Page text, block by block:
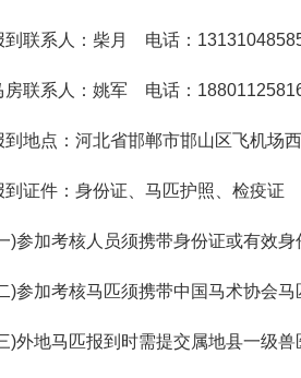
到联系人：柴月 电话：
房联系人：姚军 电话：
到地点：河北省邯郸市邯山区飞机场
到证件：身份证、马匹护照、检疫证
)参加考核人员须携带身份证或有效身
)参加考核马匹须携带中国马术协会
)外地马匹报到时需提交属地县一级兽